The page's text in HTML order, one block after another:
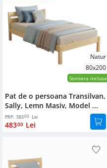
Natur
80x200
Somiera inclusa
Pat de o persoana Transilvan,
Sally, Lemn Masiv, Model ...
PRP: 58300 Lei
48300 Lei
Comode